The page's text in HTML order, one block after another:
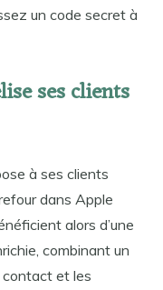
un code secret à
ses clients
à ses clients
dans Apple
alors d’une
combinant un
et les